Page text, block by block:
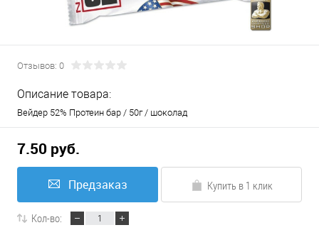
Отзывов: 0
Описание товара:
Вейдер 52% Протеин бар / 50г / шоколад
7.50 руб.
Предзаказ Купить в 1 клик
Кол-во: